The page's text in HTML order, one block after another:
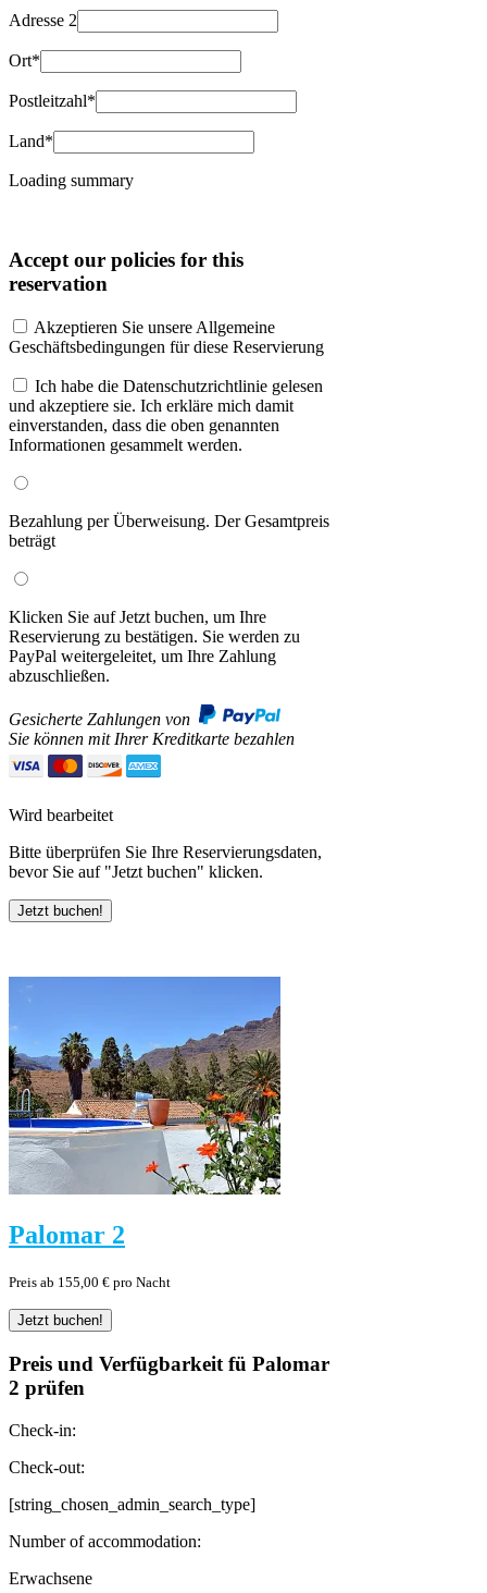
Adresse 2
Ort*
Postleitzahl*
Land*
Loading summary
Accept our policies for this
reservation
Akzeptieren Sie unsere Allgemeine
Geschäftsbedingungen für diese Reservierung
Ich habe die Datenschutzrichtlinie gelesen
und akzeptiere sie. Ich erkläre mich damit
einverstanden, dass die oben genannten
Informationen gesammelt werden.
Bezahlung per Überweisung. Der Gesamtpreis
beträgt
Klicken Sie auf Jetzt buchen, um Ihre
Reservierung zu bestätigen. Sie werden zu
PayPal weitergeleitet, um Ihre Zahlung
abzuschließen.
Gesicherte Zahlungen von
Sie können mit Ihrer Kreditkarte bezahlen
Wird bearbeitet
Bitte überprüfen Sie Ihre Reservierungsdaten,
bevor Sie auf "Jetzt buchen" klicken.
Palomar 2
Preis ab 155,00 € pro Nacht
Preis und Verfügbarkeit fü Palomar
2 prüfen
Check-in:
Check-out:
[string_chosen_admin_search_type]
Number of accommodation:
Erwachsene